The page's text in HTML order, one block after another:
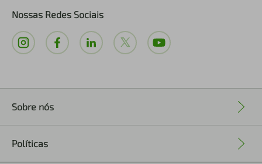
Nossas Redes Sociais
Sobre nós
Políticas